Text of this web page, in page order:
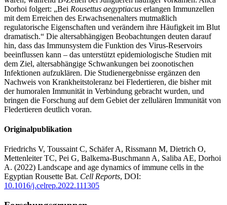
Dorhoi folgert: „Bei Rousettus aegyptiacus erlangen Immunzellen
mit dem Erreichen des Erwachsenenalters mutmaßlich
regulatorische Eigenschaften und verändern ihre Häufigkeit im Blut
dramatisch.“ Die altersabhängigen Beobachtungen deuten darauf
hin, dass das Immunsystem die Funktion des Virus-Reservoirs
beeinflussen kann – das unterstützt epidemiologische Studien mit
dem Ziel, altersabhängige Schwankungen bei zoonotischen
Infektionen aufzuklären. Die Studienergebnisse ergänzen den
Nachweis von Krankheitstoleranz bei Fledertieren, die bisher mit
der humoralen Immunität in Verbindung gebracht wurden, und
bringen die Forschung auf dem Gebiet der zellulären Immunität von
Fledertieren deutlich voran.
Originalpublikation
Friedrichs V, Toussaint C, Schäfer A, Rissmann M, Dietrich O,
Mettenleiter TC, Pei G, Balkema-Buschmann A, Saliba AE, Dorhoi
A. (2022) Landscape and age dynamics of immune cells in the
Egyptian Rousette Bat. Cell Reports, DOI:
10.1016/j.celrep.2022.111305